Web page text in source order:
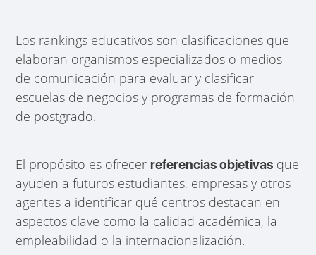
Los rankings educativos son clasificaciones que
elaboran organismos especializados o medios
de comunicación para evaluar y clasificar
escuelas de negocios y programas de formación
de postgrado.
El propósito es ofrecerreferencias objetivas que
ayuden a futuros estudiantes, empresas y otros
agentes a identificar qué centros destacan en
aspectos clave como la calidad académica, la
empleabilidad o la internacionalización.